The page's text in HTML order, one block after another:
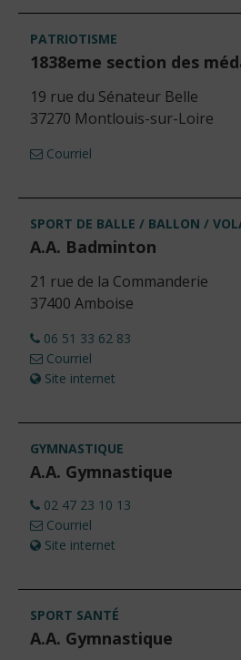
les
détails
PATRIOTISME
1838eme section des
19 rue du Sénateur Belle
37270 Montlouis-sur-Loire
Courriel
les
détails
SPORT DE BALLE / BALLON /
A.A. Badminton
21 rue de la Commanderie
37400 Amboise
06 51 33 62 83
Courriel
Site internet
les
détails
GYMNASTIQUE
A.A. Gymnastique
02 47 23 10 13
Courriel
Site internet
les
détails
SPORT SANTÉ
A.A. Gymnastique